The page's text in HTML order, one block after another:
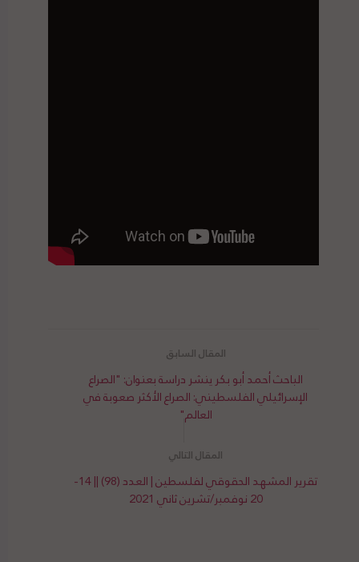
الباحث أحمد أبو بكر ينشر دراسة بعنوان: "الصراع
الإسرائيلي الفلسطيني: الصراع الأكثر صعوبة في
العالم"
تقرير المشهد الحقوقي لفلسطين | العدد (98) || 14-
20 نوفمبر/تشرين ثاني 2021